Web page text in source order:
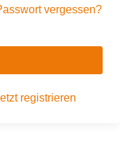
vergessen?
registrieren